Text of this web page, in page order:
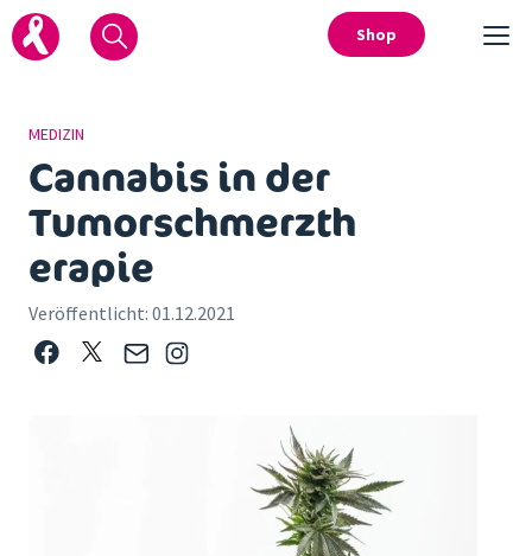
Shop
MEDIZIN
Cannabis in der
Tumorschmerzth
erapie
Veröffentlicht: 01.12.2021